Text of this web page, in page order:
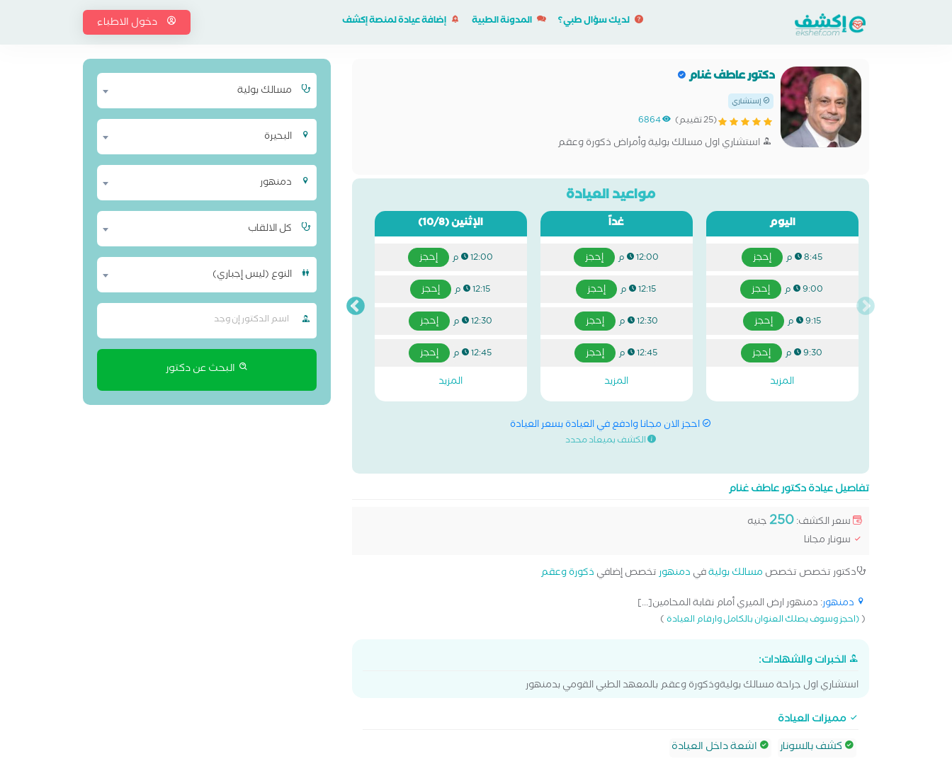
لديك سؤال طبي؟ المدونة الطبية إضافة عيادة لمنصة إكشف دخول الاطباء
دكتور عاطف غنام
إستشاري
(25 تقييم) 6864
استشاري اول مسالك بولية وأمراض ذكورة وعقم
مواعيد العيادة
اليوم
8:45 م إحجز
9:00 م إحجز
9:15 م إحجز
9:30 م
إحجز
المزيد
غداً
12:00 م إحجز
12:15 م إحجز
12:30 م إحجز
12:45 م
إحجز
المزيد
الإثنين(10/8)
12:00 م إحجز
12:15 م إحجز
12:30 م إحجز
12:45 م
إحجز
المزيد
احجز الان مجانا وادفع في العيادة بسعر العيادة
الكشف بميعاد محدد
تفاصيل عيادة دكتور عاطف غنام
سعر الكشف:250جنيه
سونار مجانا
دكتور تخصص تخصص مسالك بوليةفي دمنهورتخصص إضافي ذكورة وعقم
دمنهور: دمنهور ارض الميري أمام نقابة المحامين[...]
((احجز وسوف يصلك العنوان بالكامل وارقام العيادة)
الخبرات والشهادات:
استشاري اول جراحة مسالك بوليةوذكورة وعقم بالمعهد الطبي القومي بدمنهور
مميزات العيادة
كشف بالسونار
اشعة داخل العيادة
مسالك بولية
البحيرة
دمنهور
كل الالقاب
النوع (ليس إجباري)
البحث عن دكتور